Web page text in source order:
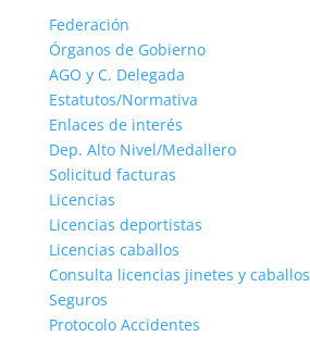
Federación
Órganos de Gobierno
AGO y C. Delegada
Estatutos/Normativa
Enlaces de interés
Dep. Alto Nivel/Medallero
Solicitud facturas
Licencias
Licencias deportistas
Licencias caballos
Consulta licencias jinetes y caballos
Seguros
Protocolo Accidentes